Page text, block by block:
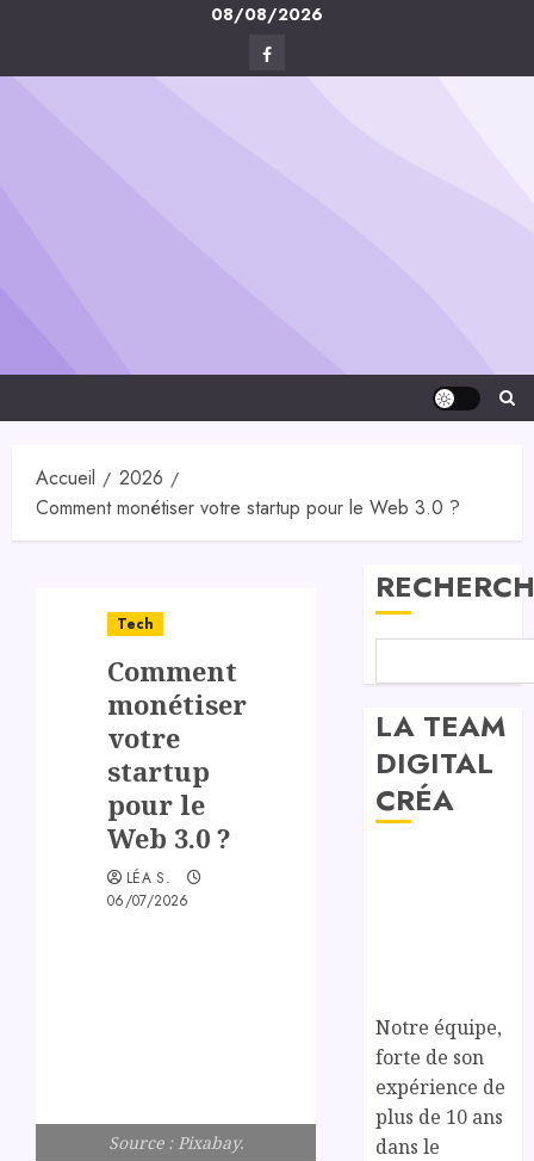
content
08/08/2026
Facebook
Accueil
2026
Comment monétiser votre startup pour le Web 3.0 ?
Tech
Comment
monétiser
votre
startup
pour le
Web 3.0 ?
LÉA S.
06/07/2026
Source : Pixabay.
LA TEAM
DIGITAL
CRÉA
Notre équipe,
forte de son
expérience de
plus de 10 ans
dans le